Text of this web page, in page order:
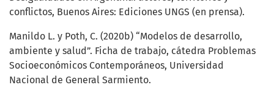
conflictos, Buenos Aires: Ediciones UNGS (en prensa).
Manildo L. y Poth, C. (2020b) “Modelos de desarrollo,
ambiente y salud”. Ficha de trabajo, cátedra Problemas
Socioeconómicos Contemporáneos, Universidad
Nacional de General Sarmiento.